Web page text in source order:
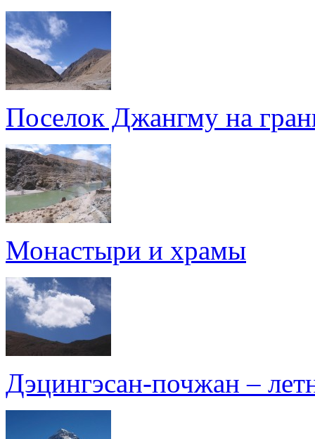
Поселок Джангму на
Монастыри и храмы
Дэцингэсан-почжан –